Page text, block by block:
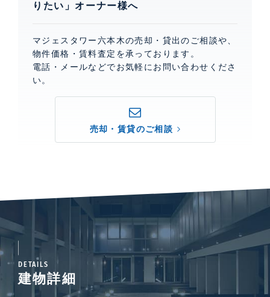
りたい」オーナー様へ
マジェスタワー六本木の売却・貸出のご相談や、
物件価格・賃料査定を承っております。
電話・メールなどでお気軽にお問い合わせくださ
い。
売却・賃貸のご相談
DETAILS
建物詳細